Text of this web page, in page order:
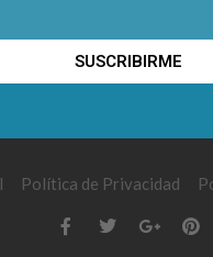
SUSCRIBIRME
Política de Privacidad